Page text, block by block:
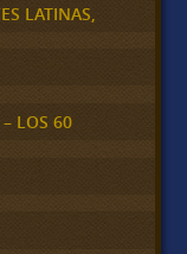
LATINAS,
LOS 60